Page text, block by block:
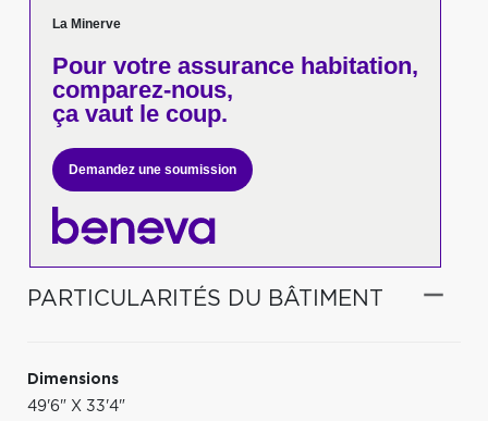
La Minerve
Pour votreassurance habitation,
comparez-nous,
ça vaut le coup.
Demandez une soumission
PARTICULARITÉS DU BÂTIMENT
Dimensions
49'6" X 33'4"